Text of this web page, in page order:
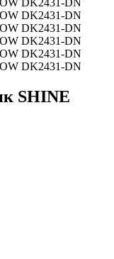
SHINE